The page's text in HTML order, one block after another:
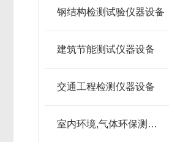
钢结构检测试验仪器设备
建筑节能测试仪器设备
交通工程检测仪器设备
室内环境,气体环保测试仪器